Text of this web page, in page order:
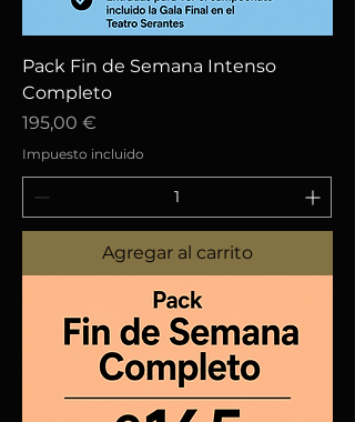
Pack Fin de Semana Intenso
Completo
Precio
195,00 €
Impuesto incluido
Agregar al carrito